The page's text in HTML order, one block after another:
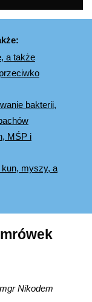
a także
bakterii,
MŚP i
myszy, a
Nikodem